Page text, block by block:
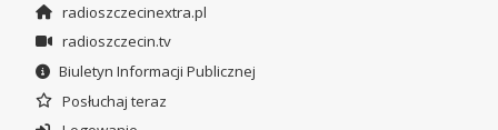
radioszczecinextra.pl
radioszczecin.tv
Biuletyn Informacji Publicznej
Posłuchaj teraz